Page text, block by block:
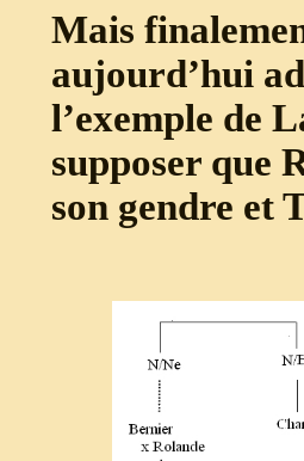
Mais
aujourd’hui
l’exemple de
supposer que
son gendre et